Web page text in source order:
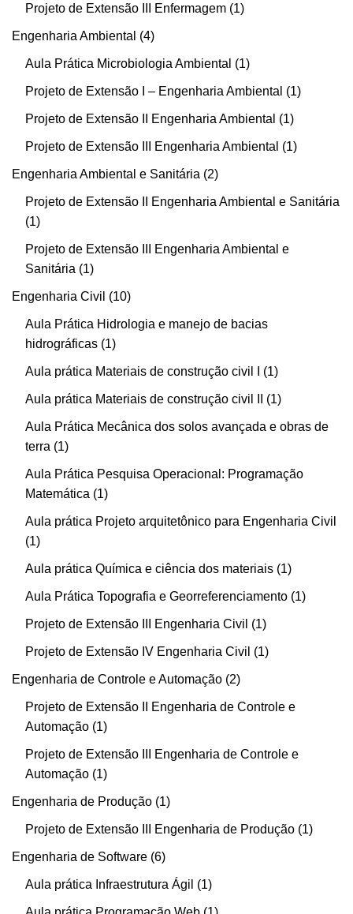
Projeto de Extensão III Enfermagem 1
Engenharia Ambiental 4
Aula Prática Microbiologia Ambiental 1
Projeto de Extensão I – Engenharia Ambiental 1
Projeto de Extensão II Engenharia Ambiental 1
Projeto de Extensão III Engenharia Ambiental 1
Engenharia Ambiental e Sanitária 2
Projeto de Extensão II Engenharia Ambiental e Sanitária
1
Projeto de Extensão III Engenharia Ambiental e
Sanitária
1
Engenharia Civil 10
Aula Prática Hidrologia e manejo de bacias
hidrográficas 1
Aula prática Materiais de construção civil I 1
Aula prática Materiais de construção civil II 1
Aula Prática Mecânica dos solos avançada e obras de
terra
1
Aula Prática Pesquisa Operacional: Programação
Matemática
1
Aula prática Projeto arquitetônico para Engenharia Civil
1
Aula prática Química e ciência dos materiais 1
Aula Prática Topografia e Georreferenciamento 1
Projeto de Extensão III Engenharia Civil 1
Projeto de Extensão IV Engenharia Civil 1
Engenharia de Controle e Automação 2
Projeto de Extensão II Engenharia de Controle e
Automação 1
Projeto de Extensão III Engenharia de Controle e
Automação 1
Engenharia de Produção 1
Projeto de Extensão III Engenharia de Produção 1
Engenharia de Software 6
Aula prática Infraestrutura Ágil 1